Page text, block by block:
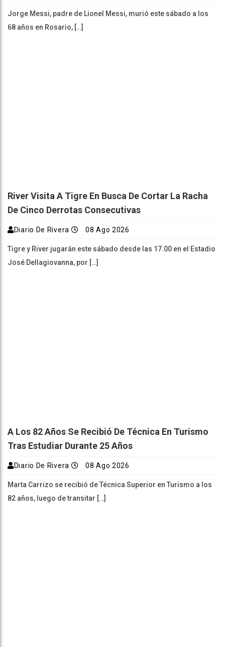
Jorge Messi, padre de Lionel Messi, murió este sábado a los
68 años en Rosario, […]
River Visita A Tigre En Busca De Cortar La Racha
De Cinco Derrotas Consecutivas
Diario De Rivera 08 Ago 2026
Tigre y River jugarán este sábado desde las 17.00 en el Estadio
José Dellagiovanna, por […]
A Los 82 Años Se Recibió De Técnica En Turismo
Tras Estudiar Durante 25 Años
Diario De Rivera 08 Ago 2026
Marta Carrizo se recibió de Técnica Superior en Turismo a los
82 años, luego de transitar […]